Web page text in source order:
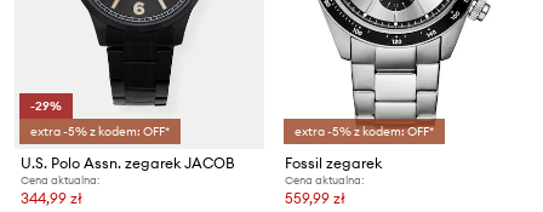
-29%
extra -5% z kodem: OFF*
U.S. Polo Assn. zegarek JACOB
Cena aktualna:
344,99 zł
extra -5% z kodem: OFF*
Fossil zegarek
Cena aktualna:
559,99 zł